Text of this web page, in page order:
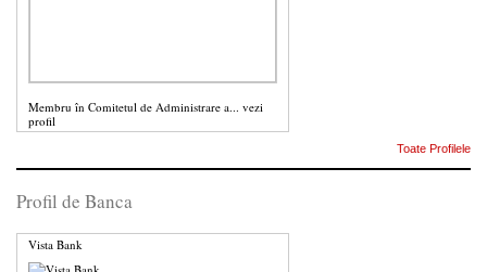
Membru în Comitetul de Administrare a... vezi
profil
Toate Profilele
Profil de Banca
Vista Bank